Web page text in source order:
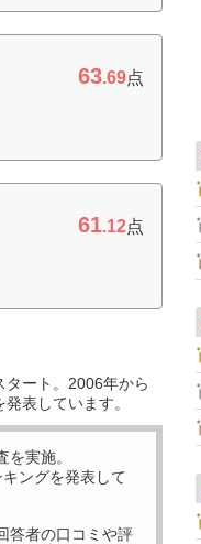
63.69点
61.12点
ート。2006年から
表しています。
を実施。
キングを発表して
答者の口コミや評